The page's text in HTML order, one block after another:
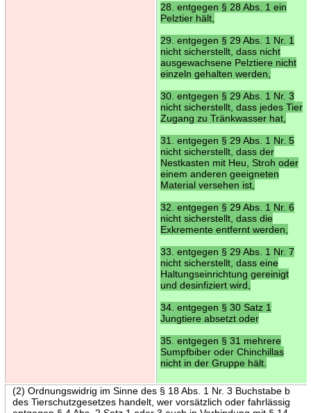
28. entgegen § 28 Abs. 1 ein
Pelztier hält,
29. entgegen § 29 Abs. 1 Nr. 1
nicht sicherstellt, dass nicht
ausgewachsene Pelztiere nicht
einzeln gehalten werden,
30. entgegen § 29 Abs. 1 Nr. 3
nicht sicherstellt, dass jedes Tier
Zugang zu Tränkwasser hat,
31. entgegen § 29 Abs. 1 Nr. 5
nicht sicherstellt, dass der
Nestkasten mit Heu, Stroh oder
einem anderen geeigneten
Material versehen ist,
32. entgegen § 29 Abs. 1 Nr. 6
nicht sicherstellt, dass die
Exkremente entfernt werden,
33. entgegen § 29 Abs. 1 Nr. 7
nicht sicherstellt, dass eine
Haltungseinrichtung gereinigt
und desinfiziert wird,
34. entgegen § 30 Satz 1
Jungtiere absetzt oder
35. entgegen § 31 mehrere
Sumpfbiber oder Chinchillas
nicht in der Gruppe hält.
(2) Ordnungswidrig im Sinne des § 18 Abs. 1 Nr. 3 Buchstabe b
des Tierschutzgesetzes handelt, wer vorsätzlich oder fahrlässig